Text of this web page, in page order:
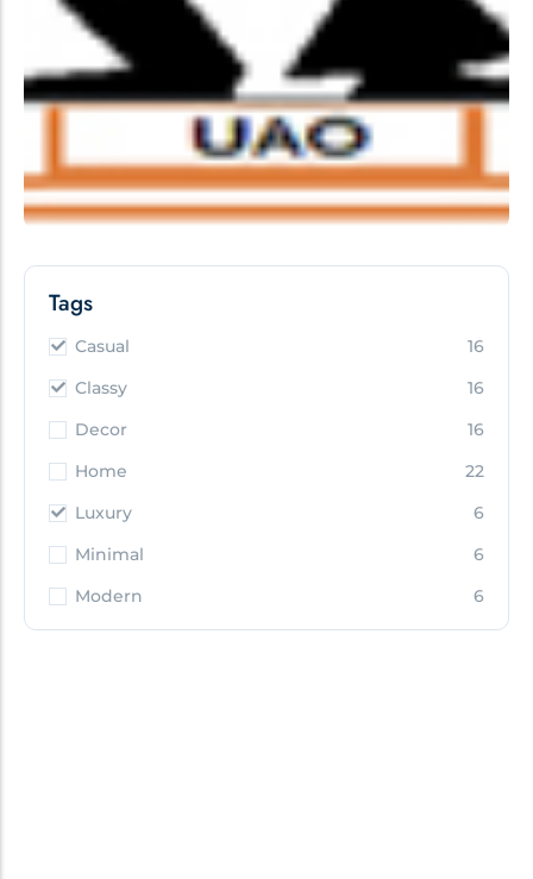
Tags
Casual
16
Classy
16
Decor
16
Home
22
Luxury
6
Minimal
6
Modern
6